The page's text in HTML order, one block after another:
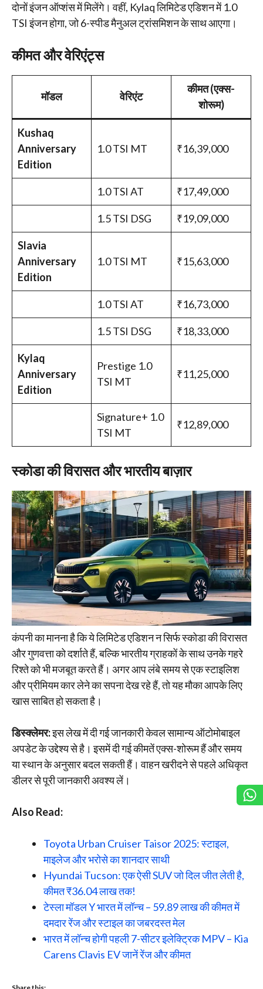
दोनों इंजन ऑप्शंस में मिलेंगे। वहीं, Kylaq लिमिटेड एडिशन में 1.0
TSI इंजन होगा, जो 6-स्पीड मैनुअल ट्रांसमिशन के साथ आएगा।
कीमत और वेरिएंट्स
मॉडल वेरिएंट
कीमत (एक्स-
शोरूम)
Kushaq
Anniversary
Edition
1.0 TSI MT ₹16,39,000
1.0 TSI AT ₹17,49,000
1.5 TSI DSG ₹19,09,000
Slavia
Anniversary
Edition
1.0 TSI MT ₹15,63,000
1.0 TSI AT ₹16,73,000
1.5 TSI DSG ₹18,33,000
Kylaq
Anniversary
Edition
Prestige 1.0
TSI MT
₹11,25,000
Signature+ 1.0
TSI MT
₹12,89,000
स्कोडा की विरासत और भारतीय बाज़ार
कंपनी का मानना है कि ये लिमिटेड एडिशन न सिर्फ स्कोडा की विरासत
और गुणवत्ता को दर्शाते हैं, बल्कि भारतीय ग्राहकों के साथ उनके गहरे
रिश्ते को भी मजबूत करते हैं। अगर आप लंबे समय से एक स्टाइलिश
और प्रीमियम कार लेने का सपना देख रहे हैं, तो यह मौका आपके लिए
खास साबित हो सकता है।
डिस्क्लेमर:इस लेख में दी गई जानकारी केवल सामान्य ऑटोमोबाइल
अपडेट के उद्देश्य से है। इसमें दी गई कीमतें एक्स-शोरूम हैं और समय
या स्थान के अनुसार बदल सकती हैं। वाहन खरीदने से पहले अधिकृत
डीलर से पूरी जानकारी अवश्य लें।
Also Read:
Toyota Urban Cruiser Taisor 2025: स्टाइल,
माइलेज और भरोसे का शानदार साथी
Hyundai Tucson: एक ऐसी SUV जो दिल जीत लेती है,
कीमत ₹36.04 लाख तक!
टेस्ला मॉडल Y भारत में लॉन्च – 59.89 लाख की कीमत में
दमदार रेंज और स्टाइल का जबरदस्त मेल
भारत में लॉन्च होगी पहली 7-सीटर इलेक्ट्रिक MPV – Kia
Carens Clavis EV जानें रेंज और कीमत
Share this: